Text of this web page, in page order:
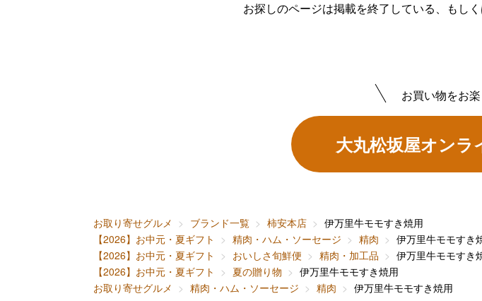
お探しのページは掲載を終了している、もし
お買い物をお
大丸松坂屋オン
お取り寄せグルメ ブランド一覧 柿安本店
伊万里牛モモすき焼用
【2026】お中元・夏ギフト
精肉・ハム・ソーセージ 精肉
伊万里牛モモすき
【2026】お中元・夏ギフト
おいしさ旬鮮便 精肉・加工品
伊万里牛モモすき
【2026】お中元・夏ギフト
夏の贈り物
伊万里牛モモすき焼用
お取り寄せグルメ
精肉・ハム・ソーセージ 精肉 伊万里牛モモすき焼用